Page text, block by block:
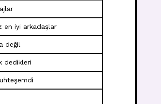
en iyi arkadaşlar
değil
dedikleri